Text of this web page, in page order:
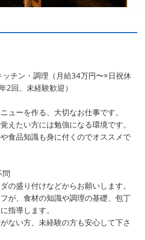
チン・調理（月給34万円〜×日祝休
2回、未経験歓迎）
ューを作る、大切なお仕事です。
えたい方には勉強になる環境です。
食品知識も身に付くのでオススメで
の盛り付けなどからお願いします。
が、食材の知識や調理の基礎、包丁
指導します。
ない方、未経験の方も安心して下さ